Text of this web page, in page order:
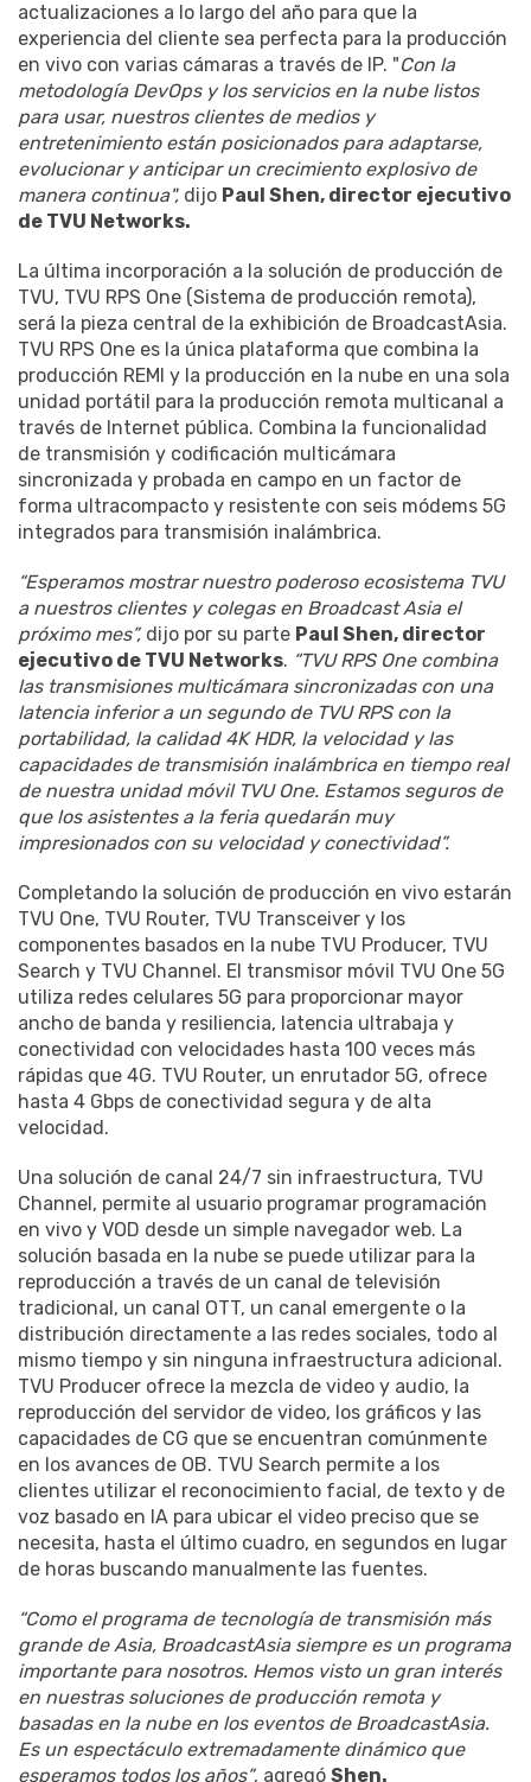
actualizaciones a lo largo del año para que la
experiencia del cliente sea perfecta para la producción
en vivo con varias cámaras a través de IP. "Con la
metodología DevOps y los servicios en la nube listos
para usar, nuestros clientes de medios y
entretenimiento están posicionados para adaptarse,
evolucionar y anticipar un crecimiento explosivo de
manera continua", dijo Paul Shen, director ejecutivo
de TVU Networks.
La última incorporación a la solución de producción de
TVU, TVU RPS One (Sistema de producción remota),
será la pieza central de la exhibición de BroadcastAsia.
TVU RPS One es la única plataforma que combina la
producción REMI y la producción en la nube en una sola
unidad portátil para la producción remota multicanal a
través de Internet pública. Combina la funcionalidad
de transmisión y codificación multicámara
sincronizada y probada en campo en un factor de
forma ultracompacto y resistente con seis módems 5G
integrados para transmisión inalámbrica.
“Esperamos mostrar nuestro poderoso ecosistema TVU
a nuestros clientes y colegas en Broadcast Asia el
próximo mes”, dijo por su parte Paul Shen, director
ejecutivo de TVU Networks. “TVU RPS One combina
las transmisiones multicámara sincronizadas con una
latencia inferior a un segundo de TVU RPS con la
portabilidad, la calidad 4K HDR, la velocidad y las
capacidades de transmisión inalámbrica en tiempo real
de nuestra unidad móvil TVU One. Estamos seguros de
que los asistentes a la feria quedarán muy
impresionados con su velocidad y conectividad”.
Completando la solución de producción en vivo estarán
TVU One, TVU Router, TVU Transceiver y los
componentes basados ​​en la nube TVU Producer, TVU
Search y TVU Channel. El transmisor móvil TVU One 5G
utiliza redes celulares 5G para proporcionar mayor
ancho de banda y resiliencia, latencia ultrabaja y
conectividad con velocidades hasta 100 veces más
rápidas que 4G. TVU Router, un enrutador 5G, ofrece
hasta 4 Gbps de conectividad segura y de alta
velocidad.
Una solución de canal 24/7 sin infraestructura, TVU
Channel, permite al usuario programar programación
en vivo y VOD desde un simple navegador web. La
solución basada en la nube se puede utilizar para la
reproducción a través de un canal de televisión
tradicional, un canal OTT, un canal emergente o la
distribución directamente a las redes sociales, todo al
mismo tiempo y sin ninguna infraestructura adicional.
TVU Producer ofrece la mezcla de video y audio, la
reproducción del servidor de video, los gráficos y las
capacidades de CG que se encuentran comúnmente
en los avances de OB. TVU Search permite a los
clientes utilizar el reconocimiento facial, de texto y de
voz basado en IA para ubicar el video preciso que se
necesita, hasta el último cuadro, en segundos en lugar
de horas buscando manualmente las fuentes.
“Como el programa de tecnología de transmisión más
grande de Asia, BroadcastAsia siempre es un programa
importante para nosotros. Hemos visto un gran interés
en nuestras soluciones de producción remota y
basadas en la nube en los eventos de BroadcastAsia.
Es un espectáculo extremadamente dinámico que
esperamos todos los años”, agregó Shen.